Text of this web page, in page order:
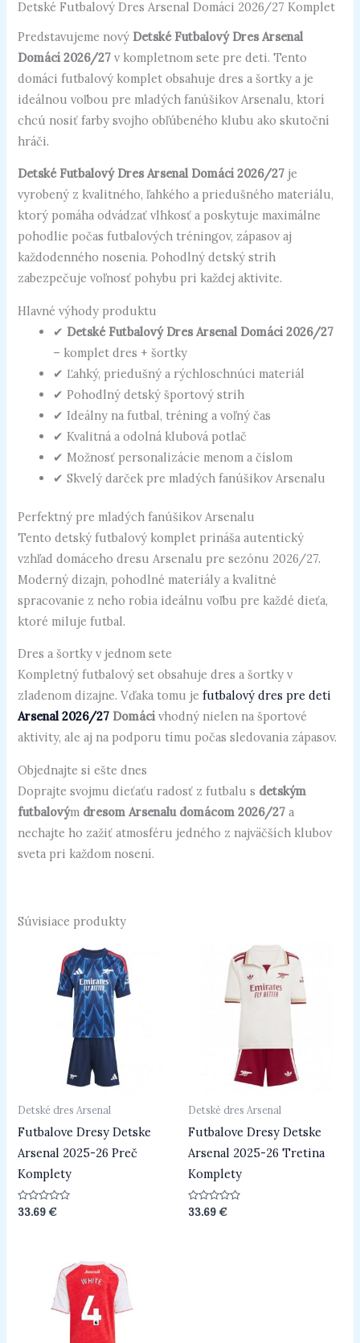
Detské Futbalový Dres Arsenal Domáci 2026/27 Komplet
Predstavujeme nový Detské Futbalový Dres Arsenal
Domáci 2026/27 v kompletnom sete pre deti. Tento
domáci futbalový komplet obsahuje dres a šortky a je
ideálnou voľbou pre mladých fanúšikov Arsenalu, ktorí
chcú nosiť farby svojho obľúbeného klubu ako skutoční
hráči.
Detské Futbalový Dres Arsenal Domáci 2026/27 je
vyrobený z kvalitného, ľahkého a priedušného materiálu,
ktorý pomáha odvádzať vlhkosť a poskytuje maximálne
pohodlie počas futbalových tréningov, zápasov aj
každodenného nosenia. Pohodlný detský strih
zabezpečuje voľnosť pohybu pri každej aktivite.
Hlavné výhody produktu
✔ Detské Futbalový Dres Arsenal Domáci 2026/27
– komplet dres + šortky
✔ Ľahký, priedušný a rýchloschnúci materiál
✔ Pohodlný detský športový strih
✔ Ideálny na futbal, tréning a voľný čas
✔ Kvalitná a odolná klubová potlač
✔ Možnosť personalizácie menom a číslom
✔ Skvelý darček pre mladých fanúšikov Arsenalu
Perfektný pre mladých fanúšikov Arsenalu
Tento detský futbalový komplet prináša autentický
vzhľad domáceho dresu Arsenalu pre sezónu 2026/27.
Moderný dizajn, pohodlné materiály a kvalitné
spracovanie z neho robia ideálnu voľbu pre každé dieťa,
ktoré miluje futbal.
Dres a šortky v jednom sete
Kompletný futbalový set obsahuje dres a šortky v
zladenom dizajne. Vďaka tomu jefutbalový dres pre deti
Arsenal 2026/27 Domácivhodný nielen na športové
aktivity, ale aj na podporu tímu počas sledovania zápasov.
Objednajte si ešte dnes
Doprajte svojmu dieťaťu radosť z futbalu s detským
futbalovým dresom Arsenalu domácom 2026/27 a
nechajte ho zažiť atmosféru jedného z najväčších klubov
sveta pri každom nosení.
Súvisiace produkty
Detské dres Arsenal
Futbalove Dresy Detske
Arsenal 2025-26 Preč
Komplety
Hodnotenie
0
33.69€
Detské dres Arsenal
Futbalove Dresy Detske
Arsenal 2025-26 Tretina
Komplety
Hodnotenie
0
33.69€